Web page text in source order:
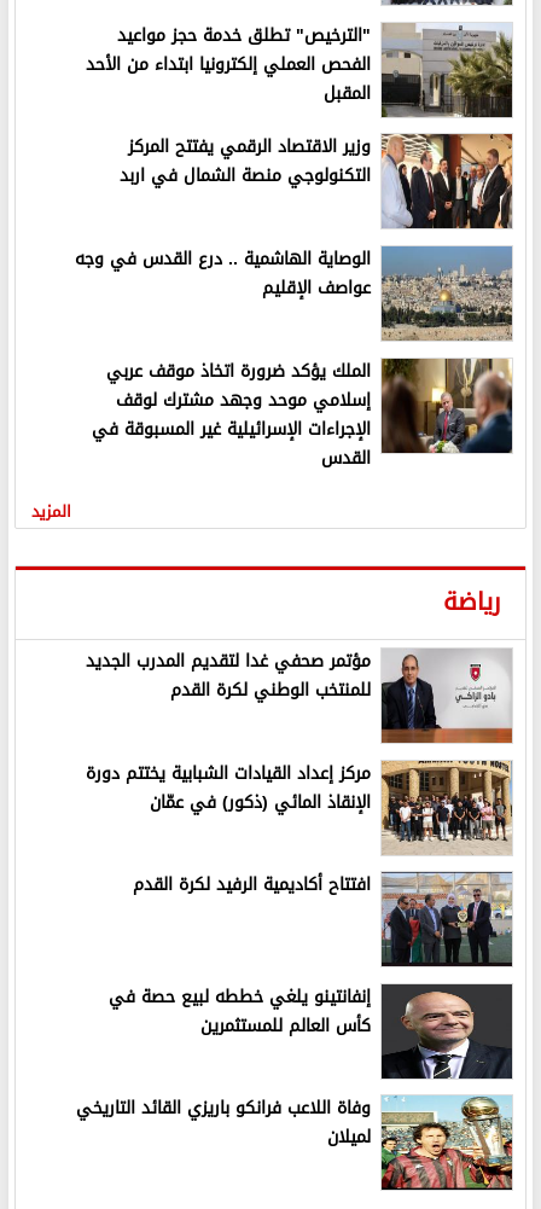
"الترخيص" تطلق خدمة حجز مواعيد
الفحص العملي إلكترونيا ابتداء من الأحد
المقبل
وزير الاقتصاد الرقمي يفتتح المركز
التكنولوجي منصة الشمال في اربد
الوصاية الهاشمية .. درع القدس في وجه
عواصف الإقليم
الملك يؤكد ضرورة اتخاذ موقف عربي
إسلامي موحد وجهد مشترك لوقف
الإجراءات الإسرائيلية غير المسبوقة في
القدس
المزيد
رياضة
مؤتمر صحفي غدا لتقديم المدرب الجديد
للمنتخب الوطني لكرة القدم
مركز إعداد القيادات الشبابية يختتم دورة
الإنقاذ المائي (ذكور) في عمّان
افتتاح أكاديمية الرفيد لكرة القدم
إنفانتينو يلغي خططه لبيع حصة في
كأس العالم للمستثمرين
وفاة اللاعب فرانكو باريزي القائد التاريخي
لميلان